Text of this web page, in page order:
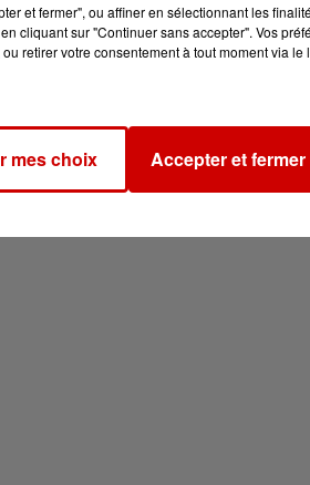
et fermer", ou affiner en sélectionnant les
cliquant sur "Continuer sans accepter". Vos
retirer votre consentement à tout moment via
mes choix Accepter et fermer